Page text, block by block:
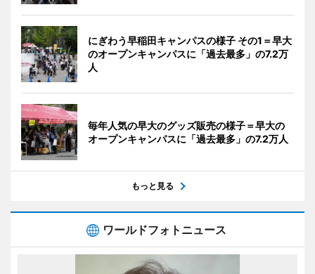
にぎわう早稲田キャンパスの様子 その1＝早大
のオープンキャンパスに「過去最多」の7.2万
人
毎年人気の早大のグッズ販売の様子＝早大の
オープンキャンパスに「過去最多」の7.2万人
もっと見る
ワールドフォトニュース